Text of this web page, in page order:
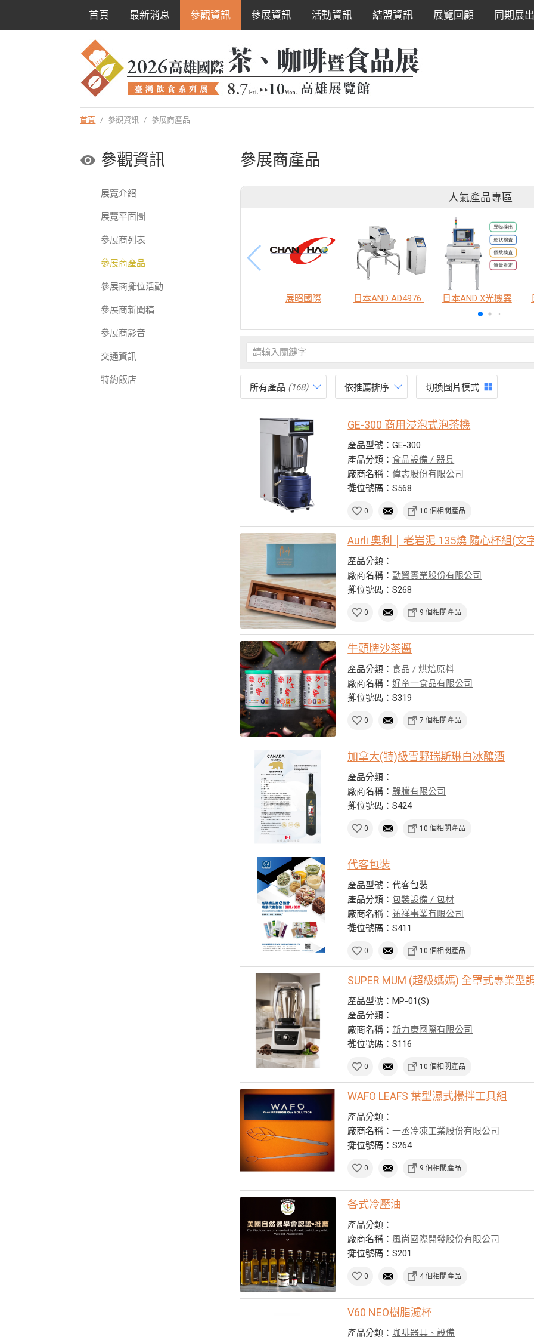
首頁 最新消息 參觀資訊 參展資訊 活動資訊 結盟資訊 展覽回顧 同期展出
首頁 / 參觀資訊 / 參展商產品
參觀資訊
展覽介紹
展覽平面圖
參展商列表
參展商產品
參展商攤位活動
參展商新聞稿
參展商影音
交通資訊
特約飯店
參展商產品
人氣產品專區
展昭國際 日本AND AD4976 脫氧劑包裝金屬異物檢出機 日本AND X光機異物檢查系統
所有產品 (168) 依推薦排序 切換圖片模式
GE-300 商用浸泡式泡茶機
產品型號：GE-300
產品分類： 食品設備 / 器具
廠商名稱：偉志股份有限公司
攤位號碼：S568
0 10 個相關產品
Aurli 奧利 │ 老岩泥 135燒 隨心杯組(文
產品分類：
廠商名稱：勤貿實業股份有限公司
攤位號碼：S268
0 9 個相關產品
牛頭牌沙茶醬
產品分類： 食品 / 烘焙原料
廠商名稱：好帝一食品有限公司
攤位號碼：S319
0 7 個相關產品
加拿大(特)級雪野瑞斯琳白冰釀酒
產品分類：
廠商名稱：騄騰有限公司
攤位號碼：S424
0 10 個相關產品
代客包裝
產品型號：代客包裝
產品分類：包裝設備 / 包材
廠商名稱：祐祥事業有限公司
攤位號碼：S411
0 10 個相關產品
SUPER MUM (超級媽媽) 全罩式專業型
產品型號：MP-01(S)
產品分類：
廠商名稱：新力康國際有限公司
攤位號碼：S116
0 10 個相關產品
WAFO LEAFS 葉型濕式攪拌工具組
產品分類：
廠商名稱：一丞冷凍工業股份有限公司
攤位號碼：S264
0 9 個相關產品
各式冷壓油
產品分類：
廠商名稱： 風尚國際開發股份有限公司
攤位號碼：S201
0 4 個相關產品
V60 NEO樹脂濾杯
產品分類： 咖啡器具、設備